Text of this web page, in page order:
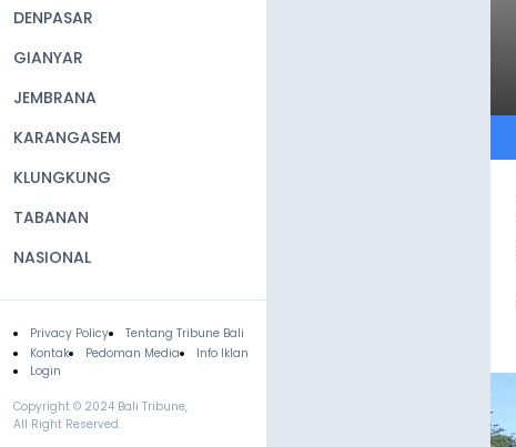
DENPASAR
GIANYAR
JEMBRANA
KARANGASEM
KLUNGKUNG
TABANAN
NASIONAL
Footer
Privacy Policy
Tentang Tribune Bali
Kontak
Pedoman Media
Info Iklan
Login
Copyright © 2024 Bali Tribune,
All Right Reserved.